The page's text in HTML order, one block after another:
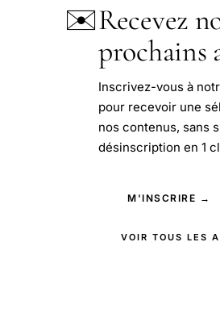
✉️Recevez
prochains
Inscrivez-vous à
pour recevoir une
nos contenus, sans
désinscription en 1
M'INSCRIRE →
VOIR TOUS LES